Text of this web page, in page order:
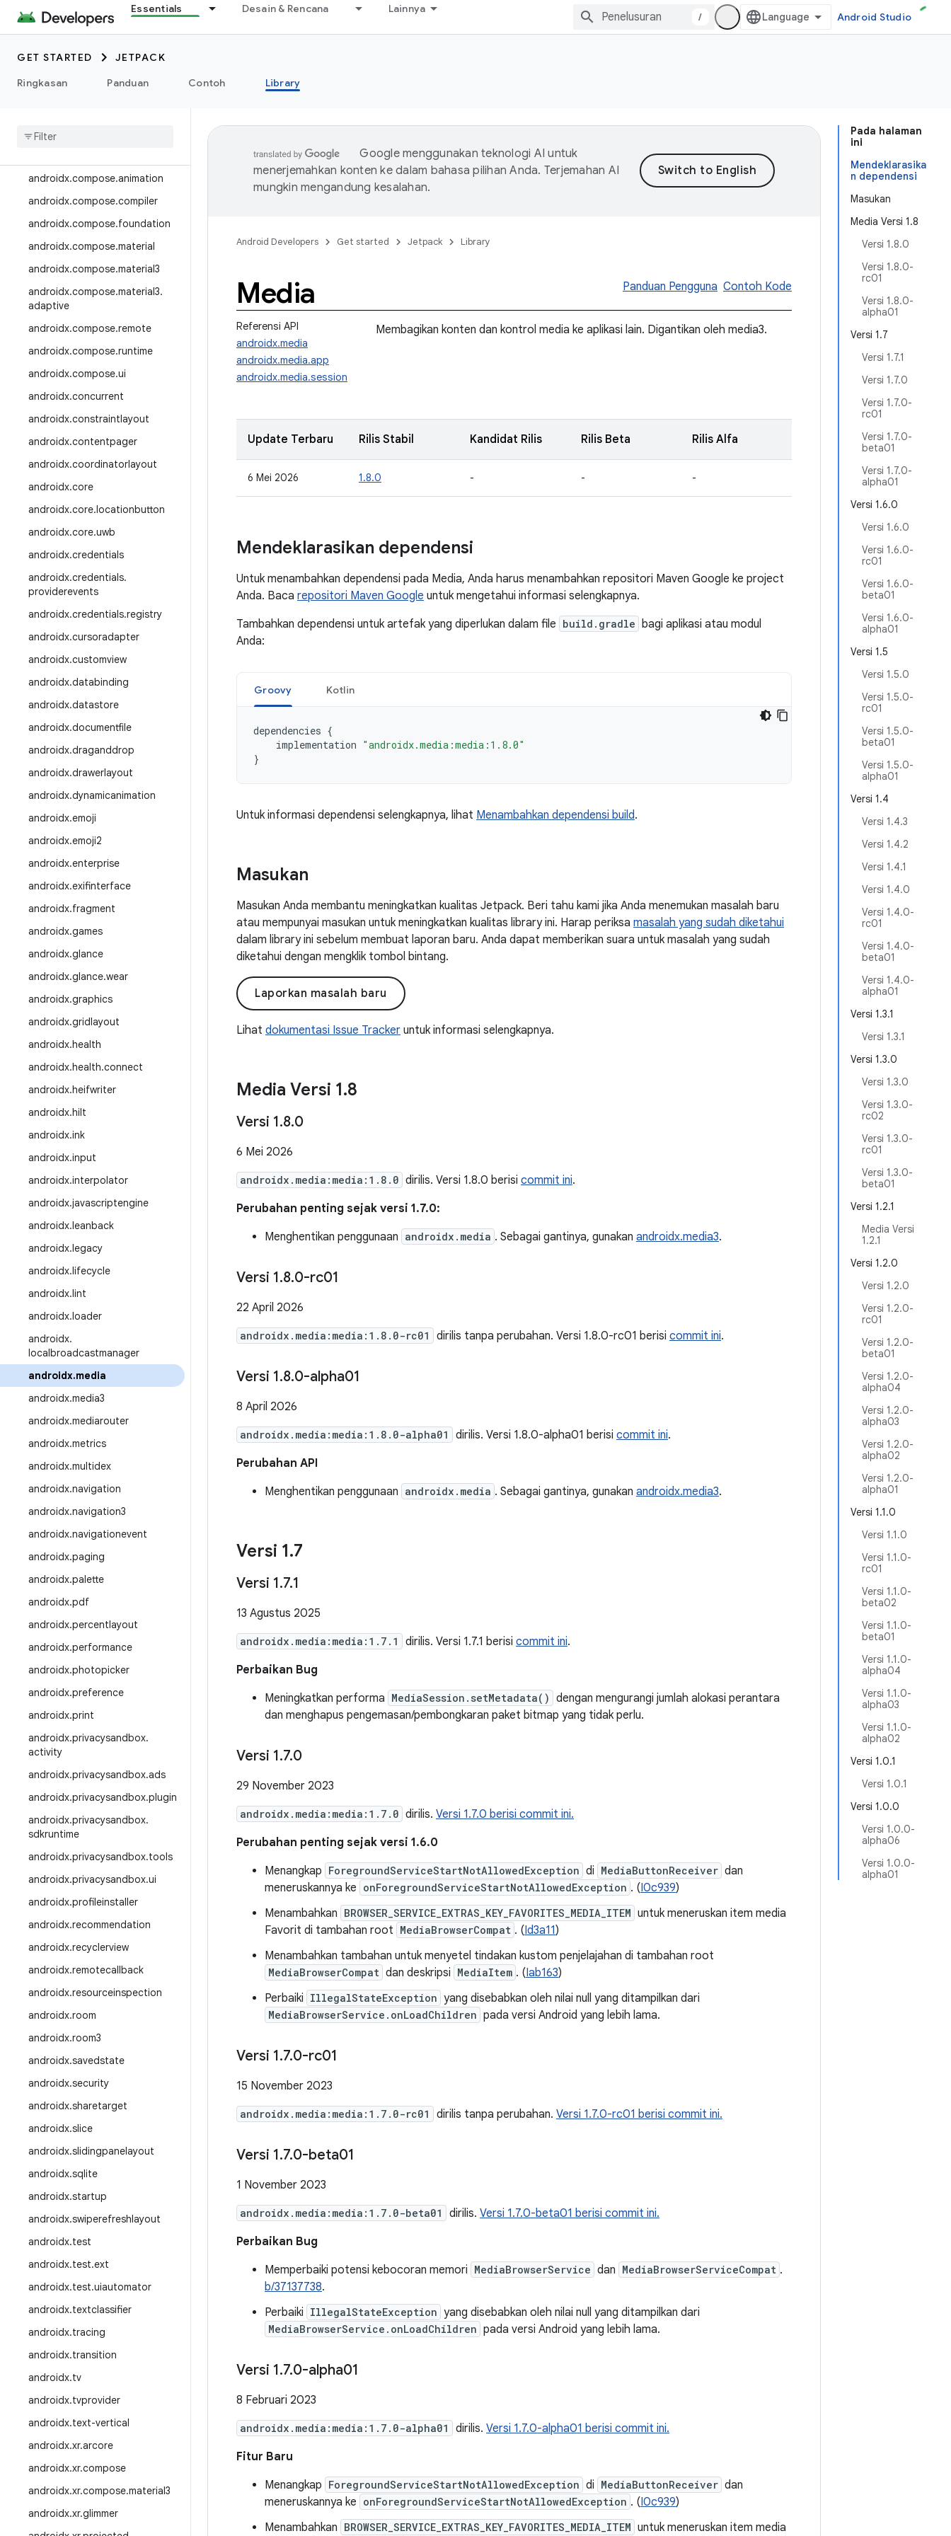
Essentials Desain & Rencana Lainnya
/ Android Studio
GET STARTED
JETPACK
Ringkasan
Panduan Contoh Library
androidx.camera.media3
androidx.car
androidx.car.app
androidx
androidx.compose.animation
androidx.compose.compiler
androidx.compose.foundation
androidx.compose.material
androidx.compose.material3
androidx.compose.material3.
adaptive
androidx.compose.remote
androidx.compose.runtime
androidx.compose.ui
androidx.concurrent
androidx.constraintlayout
androidx.contentpager
androidx.coordinatorlayout
androidx.core
androidx.core.locationbutton
androidx.core.uwb
androidx.credentials
androidx.credentials.
providerevents
androidx.credentials.registry
androidx.cursoradapter
androidx.customview
androidx.databinding
androidx.datastore
androidx.documentfile
androidx.draganddrop
androidx.drawerlayout
androidx.dynamicanimation
androidx.emoji
androidx.emoji2
androidx.enterprise
androidx.exifinterface
androidx.fragment
androidx.games
androidx.glance
androidx.glance.wear
androidx.graphics
androidx.gridlayout
androidx.health
androidx.health.connect
androidx.heifwriter
androidx.hilt
androidx.ink
androidx.input
androidx.interpolator
androidx.javascriptengine
androidx.leanback
androidx.legacy
androidx.lifecycle
androidx.lint
androidx.loader
androidx.
localbroadcastmanager
androidx.media
androidx.media3
androidx.mediarouter
androidx.metrics
androidx.multidex
androidx.navigation
androidx.navigation3
androidx.navigationevent
androidx.paging
androidx.palette
androidx.pdf
androidx.percentlayout
androidx.performance
androidx.photopicker
androidx.preference
androidx.print
androidx.privacysandbox.
activity
androidx.privacysandbox.ads
androidx.privacysandbox.plugin
androidx.privacysandbox.
sdkruntime
androidx.privacysandbox.tools
androidx.privacysandbox.ui
androidx.profileinstaller
androidx.recommendation
androidx.recyclerview
androidx.remotecallback
androidx.resourceinspection
androidx.room
androidx.room3
androidx.savedstate
androidx.security
androidx.sharetarget
androidx.slice
androidx.slidingpanelayout
androidx.sqlite
androidx.startup
androidx.swiperefreshlayout
androidx.test
androidx.test.ext
androidx.test.uiautomator
androidx.textclassifier
androidx.tracing
androidx.transition
androidx.tv
androidx.tvprovider
androidx.text-vertical
androidx.xr.arcore
androidx.xr.compose
androidx.xr.compose.material3
androidx.xr.glimmer
Pada halaman
ini
Mendeklarasika
n dependensi
Masukan
Media Versi 1.8
Versi 1.8.0
Versi 1.8.0-
rc01
Versi 1.8.0-
alpha01
Versi 1.7
Versi 1.7.1
Versi 1.7.0
Versi 1.7.0-
rc01
Versi 1.7.0-
beta01
Versi 1.7.0-
alpha01
Versi 1.6.0
Versi 1.6.0
Versi 1.6.0-
rc01
Versi 1.6.0-
beta01
Versi 1.6.0-
alpha01
Versi 1.5
Versi 1.5.0
Versi 1.5.0-
rc01
Versi 1.5.0-
beta01
Versi 1.5.0-
alpha01
Versi 1.4
Versi 1.4.3
Versi 1.4.2
Versi 1.4.1
Versi 1.4.0
Versi 1.4.0-
rc01
Versi 1.4.0-
beta01
Versi 1.4.0-
alpha01
Versi 1.3.1
Versi 1.3.1
Versi 1.3.0
Versi 1.3.0
Versi 1.3.0-
rc02
Versi 1.3.0-
rc01
Versi 1.3.0-
beta01
Versi 1.2.1
Media Versi
1.2.1
Versi 1.2.0
Versi 1.2.0
Versi 1.2.0-
rc01
Versi 1.2.0-
beta01
Versi 1.2.0-
alpha04
Versi 1.2.0-
alpha03
Versi 1.2.0-
alpha02
Versi 1.2.0-
alpha01
Versi 1.1.0
Versi 1.1.0
Versi 1.1.0-
rc01
Versi 1.1.0-
beta02
Versi 1.1.0-
beta01
Versi 1.1.0-
alpha04
Versi 1.1.0-
alpha03
Versi 1.1.0-
alpha02
Versi 1.0.1
Versi 1.0.1
Versi 1.0.0
Versi 1.0.0-
alpha06
Versi 1.0.0-
alpha01
Google menggunakan teknologi AI untuk
menerjemahkan konten ke dalam bahasa pilihan Anda. Terjemahan AI
mungkin mengandung kesalahan.
Android Developers Get started Jetpack Library
Media Panduan Pengguna Contoh Kode
Referensi API
androidx.media
androidx.media.app
androidx.media.session
Membagikan konten dan kontrol media ke aplikasi lain. Digantikan oleh media3.
Update Terbaru Rilis Stabil Kandidat Rilis Rilis Beta Rilis Alfa
6 Mei 2026 1.8.0 - - -
Mendeklarasikan dependensi
Untuk menambahkan dependensi pada Media, Anda harus menambahkan repositori Maven Google ke project
Anda. Baca repositori Maven Google untuk mengetahui informasi selengkapnya.
Tambahkan dependensi untuk artefak yang diperlukan dalam file build.gradle bagi aplikasi atau modul
Anda:
Groovy Kotlin
dependencies {
implementation "androidx.media:media:1.8.0"
}
Untuk informasi dependensi selengkapnya, lihat Menambahkan dependensi build.
Masukan
Masukan Anda membantu meningkatkan kualitas Jetpack. Beri tahu kami jika Anda menemukan masalah baru
atau mempunyai masukan untuk meningkatkan kualitas library ini. Harap periksa masalah yang sudah diketahui
dalam library ini sebelum membuat laporan baru. Anda dapat memberikan suara untuk masalah yang sudah
diketahui dengan mengklik tombol bintang.
Laporkan masalah baru
Lihat dokumentasi Issue Tracker untuk informasi selengkapnya.
Media Versi 1.8
Versi 1.8.0
6 Mei 2026
androidx.media:media:1.8.0 dirilis. Versi 1.8.0 berisi commit ini.
Perubahan penting sejak versi 1.7.0:
Menghentikan penggunaan androidx.media . Sebagai gantinya, gunakan androidx.media3.
Versi 1.8.0-rc01
22 April 2026
androidx.media:media:1.8.0-rc01 dirilis tanpa perubahan. Versi 1.8.0-rc01 berisi commit ini.
Versi 1.8.0-alpha01
8 April 2026
androidx.media:media:1.8.0-alpha01 dirilis. Versi 1.8.0-alpha01 berisi commit ini.
Perubahan API
Menghentikan penggunaan androidx.media . Sebagai gantinya, gunakan androidx.media3.
Versi 1.7
Versi 1.7.1
13 Agustus 2025
androidx.media:media:1.7.1 dirilis. Versi 1.7.1 berisi commit ini.
Perbaikan Bug
Meningkatkan performa MediaSession.setMetadata() dengan mengurangi jumlah alokasi perantara
dan menghapus pengemasan/pembongkaran paket bitmap yang tidak perlu.
Versi 1.7.0
29 November 2023
androidx.media:media:1.7.0 dirilis. Versi 1.7.0 berisi commit ini.
Perubahan penting sejak versi 1.6.0
Menangkap ForegroundServiceStartNotAllowedException di MediaButtonReceiver dan
meneruskannya ke onForegroundServiceStartNotAllowedException . (I0c939)
Menambahkan BROWSER_SERVICE_EXTRAS_KEY_FAVORITES_MEDIA_ITEM untuk meneruskan item media
Favorit di tambahan root MediaBrowserCompat . (Id3a11)
Menambahkan tambahan untuk menyetel tindakan kustom penjelajahan di tambahan root
MediaBrowserCompat dan deskripsi MediaItem . (Iab163)
Perbaiki IllegalStateException yang disebabkan oleh nilai null yang ditampilkan dari
MediaBrowserService.onLoadChildren pada versi Android yang lebih lama.
Versi 1.7.0-rc01
15 November 2023
androidx.media:media:1.7.0-rc01 dirilis tanpa perubahan. Versi 1.7.0-rc01 berisi commit ini.
Versi 1.7.0-beta01
1 November 2023
androidx.media:media:1.7.0-beta01 dirilis. Versi 1.7.0-beta01 berisi commit ini.
Perbaikan Bug
Memperbaiki potensi kebocoran memori MediaBrowserService dan MediaBrowserServiceCompat .
b/37137738.
Perbaiki IllegalStateException yang disebabkan oleh nilai null yang ditampilkan dari
MediaBrowserService.onLoadChildren pada versi Android yang lebih lama.
Versi 1.7.0-alpha01
8 Februari 2023
androidx.media:media:1.7.0-alpha01 dirilis. Versi 1.7.0-alpha01 berisi commit ini.
Fitur Baru
Menangkap ForegroundServiceStartNotAllowedException di MediaButtonReceiver dan
meneruskannya ke onForegroundServiceStartNotAllowedException . (I0c939)
Menambahkan BROWSER_SERVICE_EXTRAS_KEY_FAVORITES_MEDIA_ITEM untuk meneruskan item media